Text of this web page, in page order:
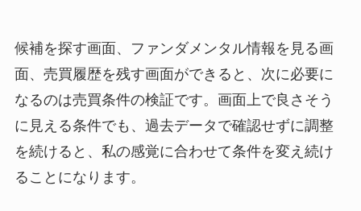
候補を探す画面、ファンダメンタル情報を見る画
面、売買履歴を残す画面ができると、次に必要に
なるのは売買条件の検証です。画面上で良さそう
に見える条件でも、過去データで確認せずに調整
を続けると、私の感覚に合わせて条件を変え続け
ることになります。